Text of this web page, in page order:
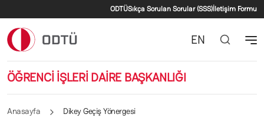
İkincil menü
ODTÜSıkça Sorulan Sorular (SSS)İletişim Formu
ÖĞRENCİ İŞLERİ DAİRE BAŞKANLIĞI
EN
Anasayfa Dikey Geçiş Yönergesi